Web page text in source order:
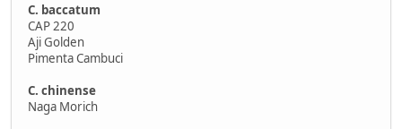
C. baccatum
CAP 220
Aji Golden
Pimenta Cambuci
C. chinense
Naga Morich